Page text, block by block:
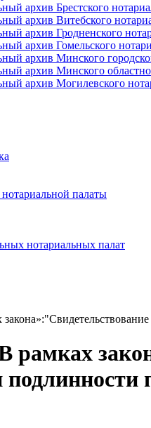
архив Брестского
архив Витебского
архив Гродненского
архив Гомельского
архив Минского
архив Минского
архив Могилевского
палаты
нотариальных палат
рамках
подлинности